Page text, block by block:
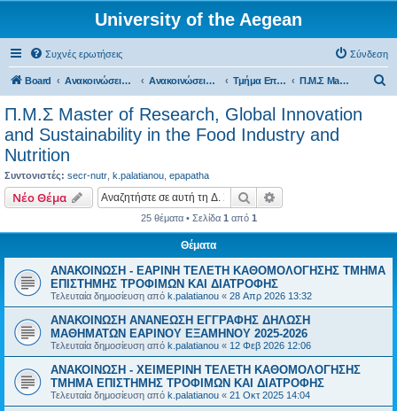
University of the Aegean
Συχνές ερωτήσεις Σύνδεση
Board Ανακοινώσεις Σχολών, Τμημάτων, Συλλόγων & Υπηρεσιών Ανακοινώσεις Σχολών & Τμημάτων (Λήμνος) Τμήμα Επιστήμης Τροφίμων και Διατροφής Π.Μ.Σ Master of Research, Global Innovation and Sustainability in the Food Industry and Nutrition
Π.Μ.Σ Master of Research, Global Innovation
and Sustainability in the Food Industry and
Nutrition
Συντονιστές: secr-nutr k.palatianou epapatha
Νέο Θέμα Αναζήτηση
25 θέματα • Σελίδα 1 από 1
Θέματα
ΑΝΑΚΟΙΝΩΣΗ - ΕΑΡΙΝΗ ΤΕΛΕΤΗ ΚΑΘΟΜΟΛΟΓΗΣΗΣ ΤΜΗΜΑ
ΕΠΙΣΤΗΜΗΣ ΤΡΟΦΙΜΩΝ ΚΑΙ ΔΙΑΤΡΟΦΗΣ
Τελευταία δημοσίευση από k.palatianou « 28 Απρ 2026 13:32
ΑΝΑΚΟΙΝΩΣΗ ΑΝΑΝΕΩΣΗ ΕΓΓΡΑΦΗΣ ΔΗΛΩΣΗ
ΜΑΘΗΜΑΤΩΝ ΕΑΡΙΝΟΥ ΕΞΑΜΗΝΟΥ 2025-2026
Τελευταία δημοσίευση από k.palatianou « 12 Φεβ 2026 12:06
ΑΝΑΚΟΙΝΩΣΗ - ΧΕΙΜΕΡΙΝΗ ΤΕΛΕΤΗ ΚΑΘΟΜΟΛΟΓΗΣΗΣ
ΤΜΗΜΑ ΕΠΙΣΤΗΜΗΣ ΤΡΟΦΙΜΩΝ ΚΑΙ ΔΙΑΤΡΟΦΗΣ
Τελευταία δημοσίευση από k.palatianou « 21 Οκτ 2025 14:04